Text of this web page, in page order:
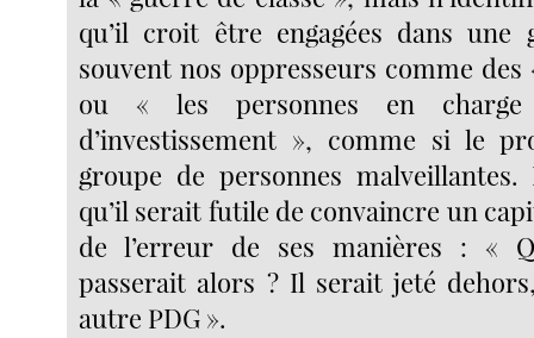
qu’il croit être engagées dans
souvent nos oppresseurs comme des
ou « les personnes en charge
d’investissement », comme si le
groupe de personnes
qu’il serait futile de convaincre un
de l’erreur de ses manières : «
passerait alors ? Il serait jeté
autre PDG ».